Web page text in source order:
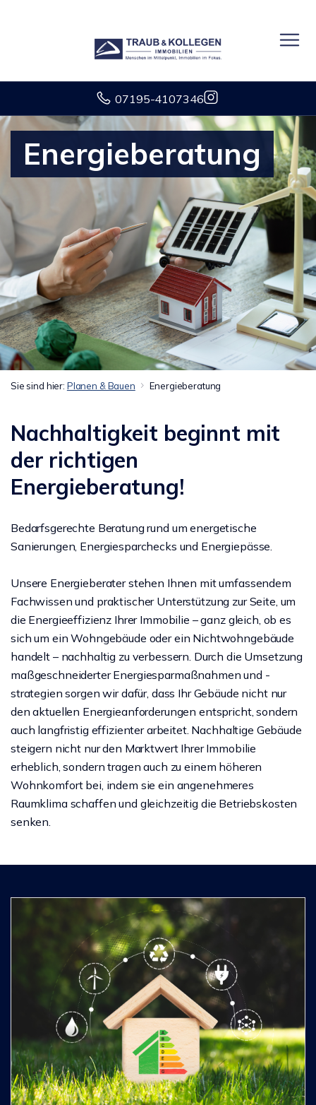
07195-4107346
Energieberatung
Sie sind hier: Planen & Bauen Energieberatung
Nachhaltigkeit beginnt mit
der richtigen
Energieberatung!
Bedarfsgerechte Beratung rund um energetische
Sanierungen, Energiesparchecks und Energiepässe.
Unsere Energieberater stehen Ihnen mit umfassendem
Fachwissen und praktischer Unterstützung zur Seite, um
die Energieeffizienz Ihrer Immobilie – ganz gleich, ob es
sich um ein Wohngebäude oder ein Nichtwohngebäude
handelt – nachhaltig zu verbessern. Durch die Umsetzung
maßgeschneiderter Energiesparmaßnahmen und -
strategien sorgen wir dafür, dass Ihr Gebäude nicht nur
den aktuellen Energieanforderungen entspricht, sondern
auch langfristig effizienter arbeitet. Nachhaltige Gebäude
steigern nicht nur den Marktwert Ihrer Immobilie
erheblich, sondern tragen auch zu einem höheren
Wohnkomfort bei, indem sie ein angenehmeres
Raumklima schaffen und gleichzeitig die Betriebskosten
senken.